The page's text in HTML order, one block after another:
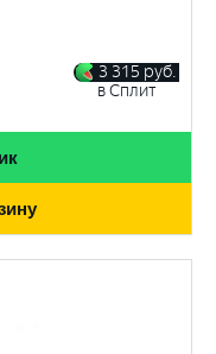
3 315 руб.
в Сплит